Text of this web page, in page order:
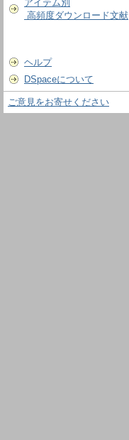
アイテム別
高頻度ダウンロード文献
ヘルプ
DSpaceについて
ご意見をお寄せください